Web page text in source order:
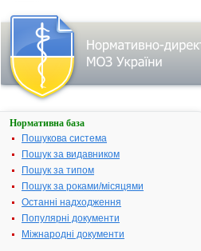
Нормативна база
Пошукова система
Пошук за видавником
Пошук за типом
Пошук за роками/місяцями
Останні надходження
Популярні документи
Міжнародні документи